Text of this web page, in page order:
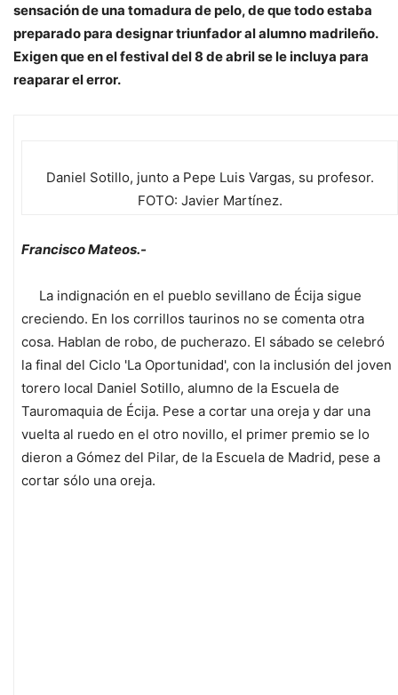
sensación de una tomadura de pelo, de que todo estaba
preparado para designar triunfador al alumno madrileño.
Exigen que en el festival del 8 de abril se le incluya para
reaparar el error.
Daniel Sotillo, junto a Pepe Luis Vargas, su profesor.
FOTO: Javier Martínez.
Francisco Mateos.-
La indignación en el pueblo sevillano de Écija sigue
creciendo. En los corrillos taurinos no se comenta otra
cosa. Hablan de robo, de pucherazo. El sábado se celebró
la final del Ciclo 'La Oportunidad', con la inclusión del joven
torero local Daniel Sotillo, alumno de la Escuela de
Tauromaquia de Écija. Pese a cortar una oreja y dar una
vuelta al ruedo en el otro novillo, el primer premio se lo
dieron a Gómez del Pilar, de la Escuela de Madrid, pese a
cortar sólo una oreja.